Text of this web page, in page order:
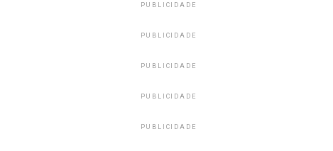
PUBLICIDADE
PUBLICIDADE
PUBLICIDADE
PUBLICIDADE
PUBLICIDADE